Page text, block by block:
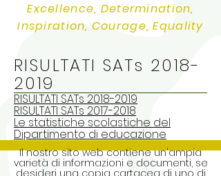
Excellence, Determination,
Inspiration, Courage, Equality
RISULTATI SATs 2018-
2019
RISULTATI SATs 2018-2019
RISULTATI SATs 2017-2018
Le statistiche scolastiche del
Dipartimento di educazione
Il nostro sito web contiene un'ampia
varietà di informazioni e documenti, se
desideri una copia cartacea di uno di